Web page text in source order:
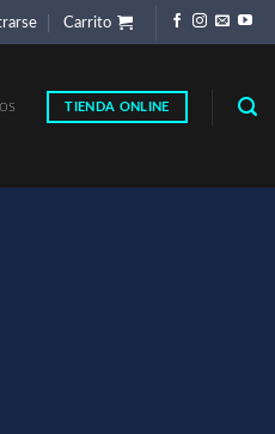
Carrito
TIENDA ONLINE